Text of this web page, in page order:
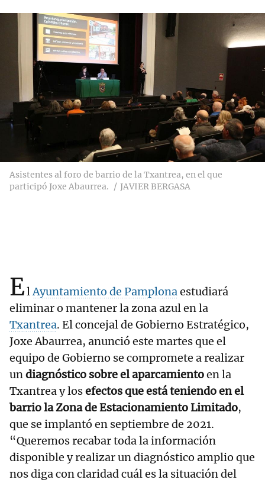
Asistentes al foro de barrio de la Txantrea, en el que
participó Joxe Abaurrea.
JAVIER BERGASA
ElAyuntamiento de Pamplonaestudiará
eliminar o mantener la zona azul en la
Txantrea. El concejal de Gobierno Estratégico,
Joxe Abaurrea, anunció este martes que el
equipo de Gobierno se compromete a realizar
undiagnóstico sobre el aparcamientoen la
Txantrea y losefectos que está teniendo en el
barrio la Zona de Estacionamiento Limitado,
que se implantó en septiembre de 2021.
“Queremos recabar toda la información
disponible y realizar un diagnóstico amplio que
nos diga con claridad cuál es la situación del